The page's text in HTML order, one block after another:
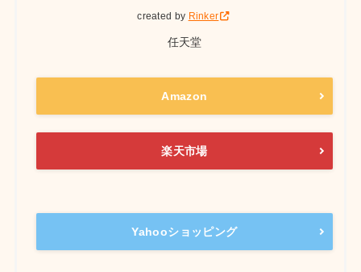
created by Rinker
任天堂
Amazon
楽天市場
Yahooショッピング